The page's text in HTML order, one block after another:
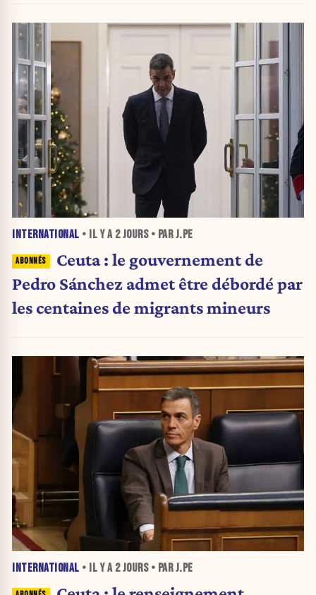
INTERNATIONAL • IL Y A 2 JOURS• PAR J.PE
Ceuta : le gouvernement de
Pedro Sánchez admet être débordé par
les centaines de migrants mineurs
INTERNATIONAL • IL Y A 2 JOURS• PAR J.PE